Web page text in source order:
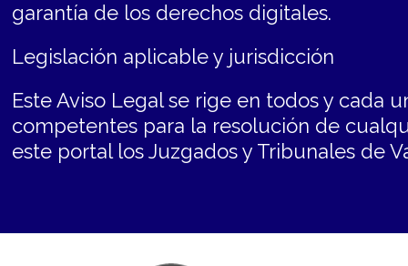
garantía de los derechos digitales.
Legislación aplicable y jurisdicción
Este Aviso Legal se rige en todos y cada
competentes para la resolución de
este portal los Juzgados y Tribunales de